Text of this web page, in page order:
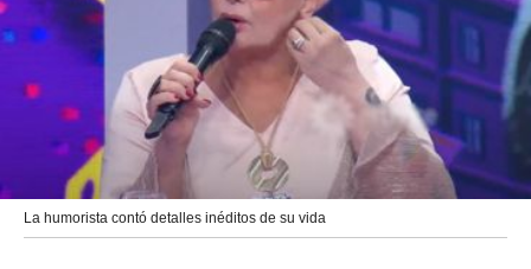
La humorista contó detalles inéditos de su vida